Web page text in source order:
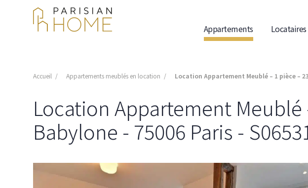
Appartements Locataires
Accueil Appartements meublés en location Location Appartement Meublé – 1 pièce –
Location Appartement Meublé
Babylone - 75006 Paris -